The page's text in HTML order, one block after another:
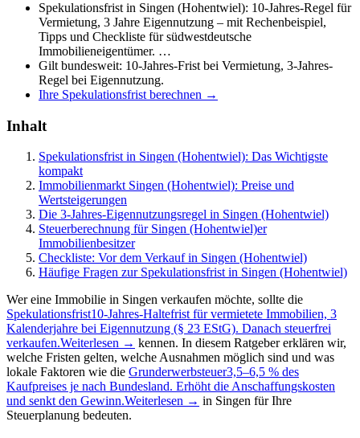
Spekulationsfrist in Singen (Hohentwiel): 10-Jahres-Regel für
Vermietung, 3 Jahre Eigennutzung – mit Rechenbeispiel,
Tipps und Checkliste für südwestdeutsche
Immobilieneigentümer. …
Gilt bundesweit: 10-Jahres-Frist bei Vermietung, 3-Jahres-
Regel bei Eigennutzung.
Ihre Spekulationsfrist berechnen →
Inhalt
Spekulationsfrist in Singen (Hohentwiel): Das Wichtigste
kompakt
Immobilienmarkt Singen (Hohentwiel): Preise und
Wertsteigerungen
Die 3-Jahres-Eigennutzungsregel in Singen (Hohentwiel)
Steuerberechnung für Singen (Hohentwiel)er
Immobilienbesitzer
Checkliste: Vor dem Verkauf in Singen (Hohentwiel)
Häufige Fragen zur Spekulationsfrist in Singen (Hohentwiel)
Wer eine Immobilie in Singen verkaufen möchte, sollte die
Spekulationsfrist10-Jahres-Haltefrist für vermietete Immobilien, 3
Kalenderjahre bei Eigennutzung (§ 23 EStG). Danach steuerfrei
verkaufen.Weiterlesen → kennen. In diesem Ratgeber erklären wir,
welche Fristen gelten, welche Ausnahmen möglich sind und was
lokale Faktoren wie die Grunderwerbsteuer3,5–6,5 % des
Kaufpreises je nach Bundesland. Erhöht die Anschaffungskosten
und senkt den Gewinn.Weiterlesen → in Singen für Ihre
Steuerplanung bedeuten.